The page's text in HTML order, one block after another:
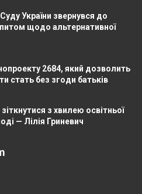
України звернувся до
щодо альтернативної
2684, який дозволить
стать без згоди батьків
з хвилею освітньої
— Лілія Гриневич